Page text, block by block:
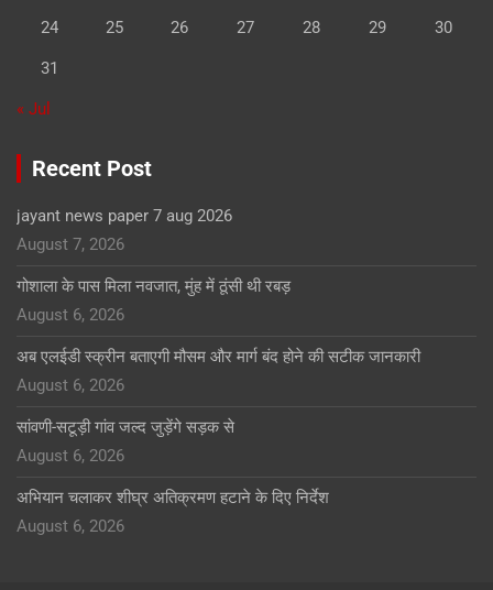
24 25 26 27 28 29 30
31
« Jul
Recent Post
jayant news paper 7 aug 2026
August 7, 2026
गोशाला के पास मिला नवजात, मुंह में ठूंसी थी रबड़
August 6, 2026
अब एलईडी स्क्रीन बताएगी मौसम और मार्ग बंद होने की सटीक जानकारी
August 6, 2026
सांवणी-सटूड़ी गांव जल्द जुड़ेंगे सड़क से
August 6, 2026
अभियान चलाकर शीघ्र अतिक्रमण हटाने के दिए निर्देश
August 6, 2026